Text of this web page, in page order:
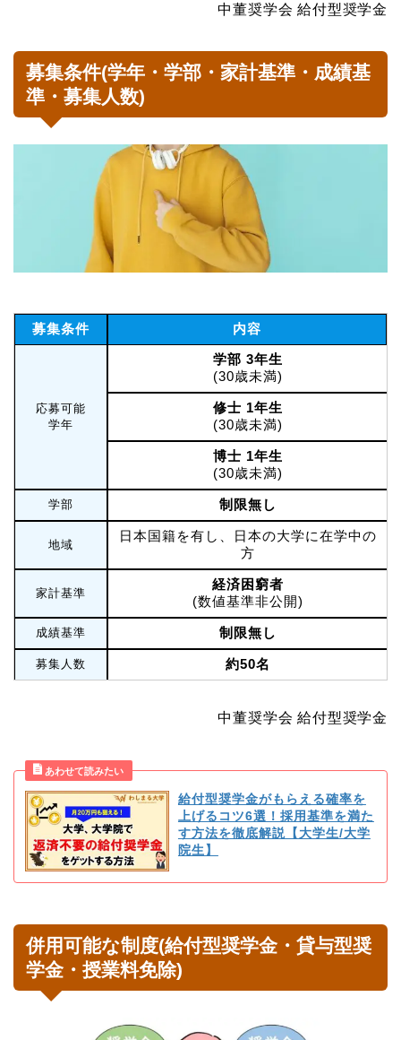
中董奨学会 給付型奨学金
募集条件(学年・学部・家計基準・成績基
準・募集人数)
募集条件 内容
応募可能
学年
学部 3年生
(30歳未満)
修士 1年生
(30歳未満)
博士 1年生
(30歳未満)
学部 制限無し
地域
日本国籍を有し、日本の大学に在学中の
方
家計基準
経済困窮者
(数値基準非公開)
成績基準 制限無し
募集人数 約50名
中董奨学会 給付型奨学金
給付型奨学金がもらえる確率を
上げるコツ6選！採用基準を満た
す方法を徹底解説【大学生/大学
院生】
併用可能な制度(給付型奨学金・貸与型奨
学金・授業料免除)